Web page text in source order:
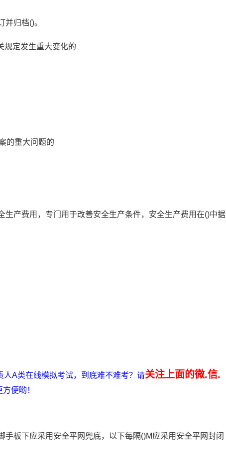
归档()。
规定发生重大变化的
的重大问题的
生产费用，专门用于改善安全生产条件，安全生产费用在()中据
A类在线模拟考试，到底难不难考？请关注上面的微.信.
便哟！
板下应采用安全平网兜底，以下每隔()M应采用安全平网封闭